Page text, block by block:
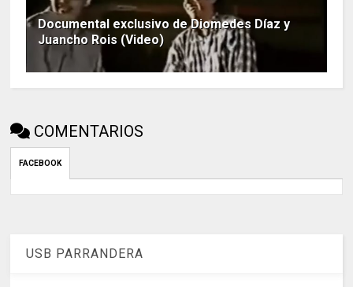
Documental exclusivo de Diomedes Díaz y
Juancho Rois (Video)
COMENTARIOS
FACEBOOK
USB PARRANDERA